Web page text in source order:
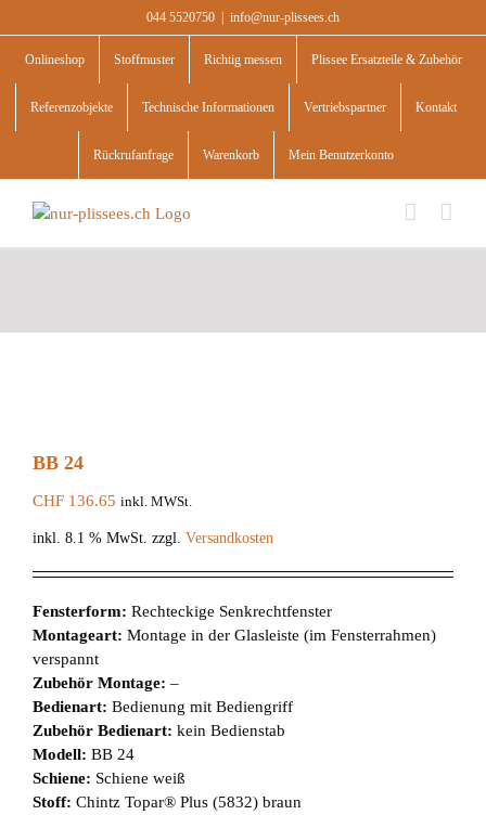
to
content
044 5520750 info@nur-plissees.ch
Onlineshop Stoffmuster Richtig messen Plissee Ersatzteile & Zubehör
Referenzobjekte Technische Informationen Vertriebspartner Kontakt
Rückrufanfrage Warenkorb Mein Benutzerkonto
BB 24
CHF 136.65 inkl. MWSt.
inkl. 8.1 % MwSt. zzgl. Versandkosten
Fensterform: Rechteckige Senkrechtfenster
Montageart: Montage in der Glasleiste (im Fensterrahmen)
verspannt
Zubehör Montage: –
Bedienart: Bedienung mit Bediengriff
Zubehör Bedienart: kein Bedienstab
Modell: BB 24
Schiene: Schiene weiß
Stoff: Chintz Topar® Plus (5832) braun